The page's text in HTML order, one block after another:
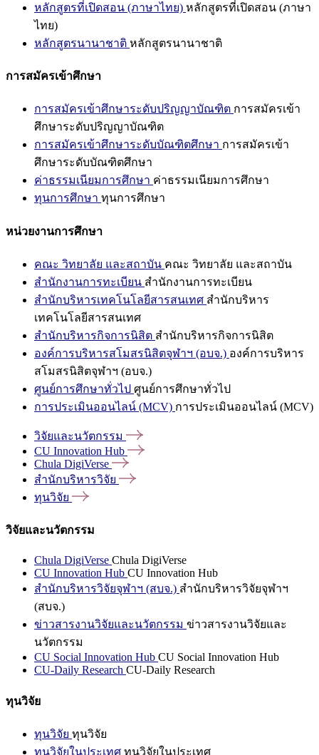
หลักสูตรที่เปิดสอน (ภาษาไทย) หลักสูตรที่เปิดสอน (ภาษา
ไทย)
หลักสูตรนานาชาติ หลักสูตรนานาชาติ
การสมัครเข้าศึกษา
การสมัครเข้าศึกษาระดับปริญญาบัณฑิต การสมัครเข้า
ศึกษาระดับปริญญาบัณฑิต
การสมัครเข้าศึกษาระดับบัณฑิตศึกษา การสมัครเข้า
ศึกษาระดับบัณฑิตศึกษา
ค่าธรรมเนียมการศึกษา ค่าธรรมเนียมการศึกษา
ทุนการศึกษา ทุนการศึกษา
หน่วยงานการศึกษา
คณะ วิทยาลัย และสถาบัน คณะ วิทยาลัย และสถาบัน
สำนักงานการทะเบียน สำนักงานการทะเบียน
สำนักบริหารเทคโนโลยีสารสนเทศ สำนักบริหาร
เทคโนโลยีสารสนเทศ
สำนักบริหารกิจการนิสิต สำนักบริหารกิจการนิสิต
องค์การบริหารสโมสรนิสิตจุฬาฯ (อบจ.) องค์การบริหาร
สโมสรนิสิตจุฬาฯ (อบจ.)
ศูนย์การศึกษาทั่วไป ศูนย์การศึกษาทั่วไป
การประเมินออนไลน์ (MCV) การประเมินออนไลน์ (MCV)
วิจัยและนวัตกรรม
CU Innovation Hub
Chula DigiVerse
สำนักบริหารวิจัย
ทุนวิจัย
วิจัยและนวัตกรรม
Chula DigiVerse Chula DigiVerse
CU Innovation Hub CU Innovation Hub
สำนักบริหารวิจัยจุฬาฯ (สบจ.) สำนักบริหารวิจัยจุฬาฯ
(สบจ.)
ข่าวสารงานวิจัยและนวัตกรรม ข่าวสารงานวิจัยและ
นวัตกรรม
CU Social Innovation Hub CU Social Innovation Hub
CU-Daily Research CU-Daily Research
ทุนวิจัย
ทุนวิจัย ทุนวิจัย
ทุนวิจัยในประเทศ ทุนวิจัยในประเทศ